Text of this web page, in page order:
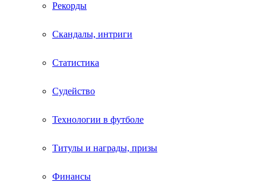
Рекорды
Скандалы, интриги
Статистика
Судейство
Технологии в футболе
Титулы и награды, призы
Финансы